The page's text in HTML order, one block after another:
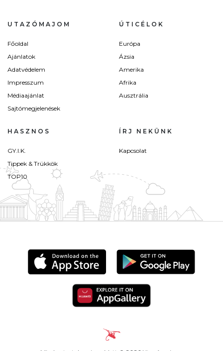
UTAZÓMAJOM
Főoldal
Ajánlatok
Adatvédelem
Impresszum
Médiaajánlat
Sajtómegjelenések
ÚTICÉLOK
Európa
Ázsia
Amerika
Afrika
Ausztrália
HASZNOS
GY.I.K.
Tippek & Trükkök
TOP10
ÍRJ NEKÜNK
Kapcsolat